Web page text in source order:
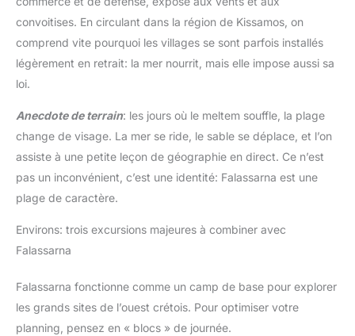
convoitises. En circulant dans la région de Kissamos, on
comprend vite pourquoi les villages se sont parfois installés
légèrement en retrait: la mer nourrit, mais elle impose aussi sa
loi.
Anecdote de terrain: les jours où le meltem souffle, la plage
change de visage. La mer se ride, le sable se déplace, et l’on
assiste à une petite leçon de géographie en direct. Ce n’est
pas un inconvénient, c’est une identité: Falassarna est une
plage de caractère.
Environs: trois excursions majeures à combiner avec
Falassarna
Falassarna fonctionne comme un camp de base pour explorer
les grands sites de l’ouest crétois. Pour optimiser votre
planning, pensez en « blocs » de journée.